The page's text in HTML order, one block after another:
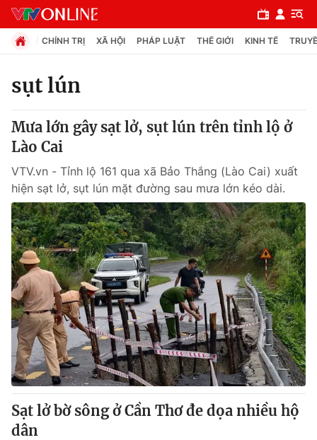
Chuyên mục
Chính trị
Xã hội
Pháp luật
Y tế
Thế giới
Tin tức
Thế giới đó đây
Câu chuyện quốc tế
Kinh tế
Tài chính
Thị trường
Góc doanh nghiệp
Dữ liệu và đời sống
Truyền hình
CHÍNH TRỊ XÃ HỘI PHÁP LUẬT THẾ GIỚI KINH TẾ
sụt lún
Mưa lớn gây sạt lở, sụt lún trên tỉnh lộ ở
Lào Cai
VTV.vn - Tỉnh lộ 161 qua xã Bảo Thắng (Lào Cai) xuất
hiện sạt lở, sụt lún mặt đường sau mưa lớn kéo dài.
Sạt lở bờ sông ở Cần Thơ đe dọa nhiều hộ
dân